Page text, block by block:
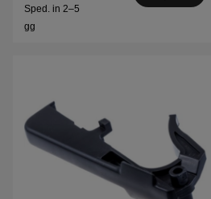
Sped. in 2–5
gg